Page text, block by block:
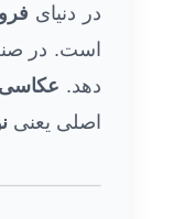
در دنیای
است. در
دهد. عکاسی
اصلی یعنی